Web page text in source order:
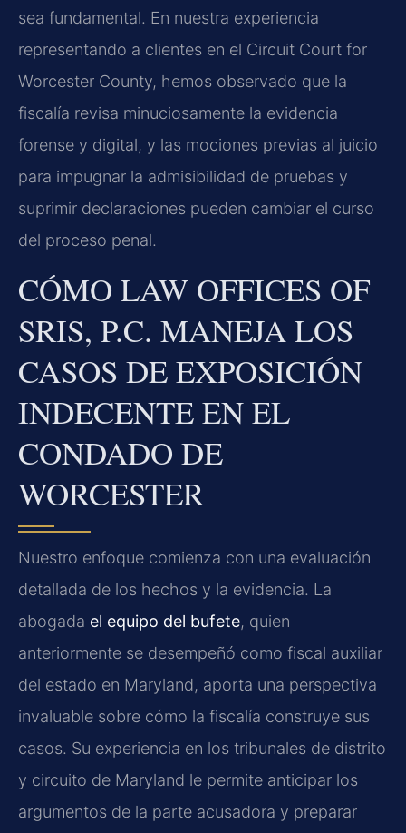
sea fundamental. En nuestra experiencia
representando a clientes en el Circuit Court for
Worcester County, hemos observado que la
fiscalía revisa minuciosamente la evidencia
forense y digital, y las mociones previas al juicio
para impugnar la admisibilidad de pruebas y
suprimir declaraciones pueden cambiar el curso
del proceso penal.
CÓMO LAW OFFICES OF
SRIS, P.C. MANEJA LOS
CASOS DE EXPOSICIÓN
INDECENTE EN EL
CONDADO DE
WORCESTER
Nuestro enfoque comienza con una evaluación
detallada de los hechos y la evidencia. La
abogada el equipo del bufete, quien
anteriormente se desempeñó como fiscal auxiliar
del estado en Maryland, aporta una perspectiva
invaluable sobre cómo la fiscalía construye sus
casos. Su experiencia en los tribunales de distrito
y circuito de Maryland le permite anticipar los
argumentos de la parte acusadora y preparar